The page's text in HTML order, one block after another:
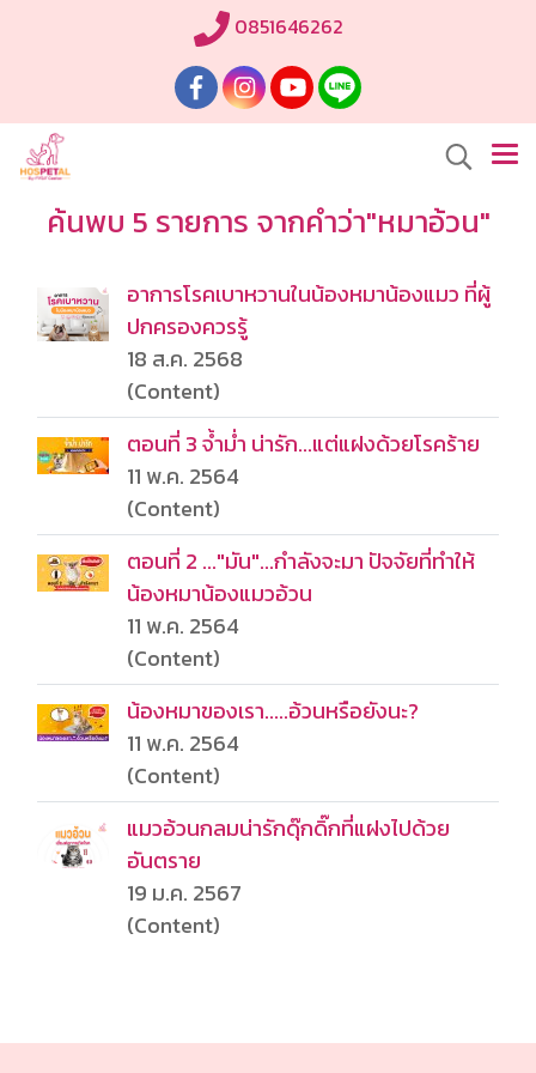
0851646262
ค้นพบ 5 รายการ จากคำว่า"หมาอ้วน"
อาการโรคเบาหวานในน้องหมาน้องแมว ที่ผู้
ปกครองควรรู้
18 ส.ค. 2568
(Content)
ตอนที่ 3 จ้ำม่ำ น่ารัก...แต่แฝงด้วยโรคร้าย
11 พ.ค. 2564
(Content)
ตอนที่ 2 ..."มัน"...กำลังจะมา ปัจจัยที่ทำให้
น้องหมาน้องแมวอ้วน
11 พ.ค. 2564
(Content)
น้องหมาของเรา.....อ้วนหรือยังนะ?
11 พ.ค. 2564
(Content)
แมวอ้วนกลมน่ารักดุ๊กดิ๊กที่แฝงไปด้วย
อันตราย
19 ม.ค. 2567
(Content)